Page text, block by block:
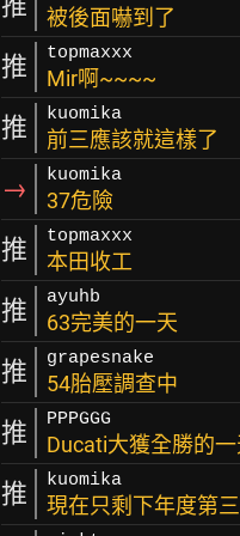
被後面嚇到了
推 topmaxxx
Mir啊~~~~
推 kuomika
前三應該就這樣了
→ kuomika
37危險
推 topmaxxx
本田收工
推 ayuhb
63完美的一天
推 grapesnake
54胎壓調查中
推 PPPGGG
Ducati大獲全勝的一
推 kuomika
現在只剩下年度第